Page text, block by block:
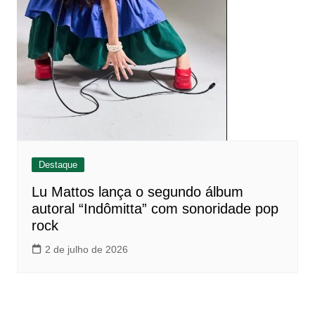
Destaque
Lu Mattos lança o segundo álbum
autoral “Indômitta” com sonoridade pop
rock
2 de julho de 2026